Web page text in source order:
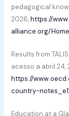
pedagogical
2026,https://
alliance.org/
Results from
acesso a abril 24,
https://
country-
Education at a